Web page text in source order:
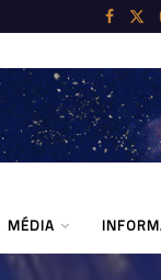
MÉDIA